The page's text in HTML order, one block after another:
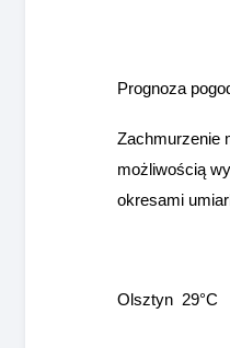
Prognoza
Zachmurzenie
możliwością
okresami
Olsztyn